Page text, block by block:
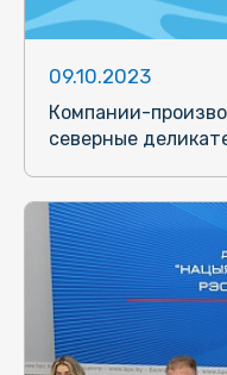
09.10.2023
Компании-
северные